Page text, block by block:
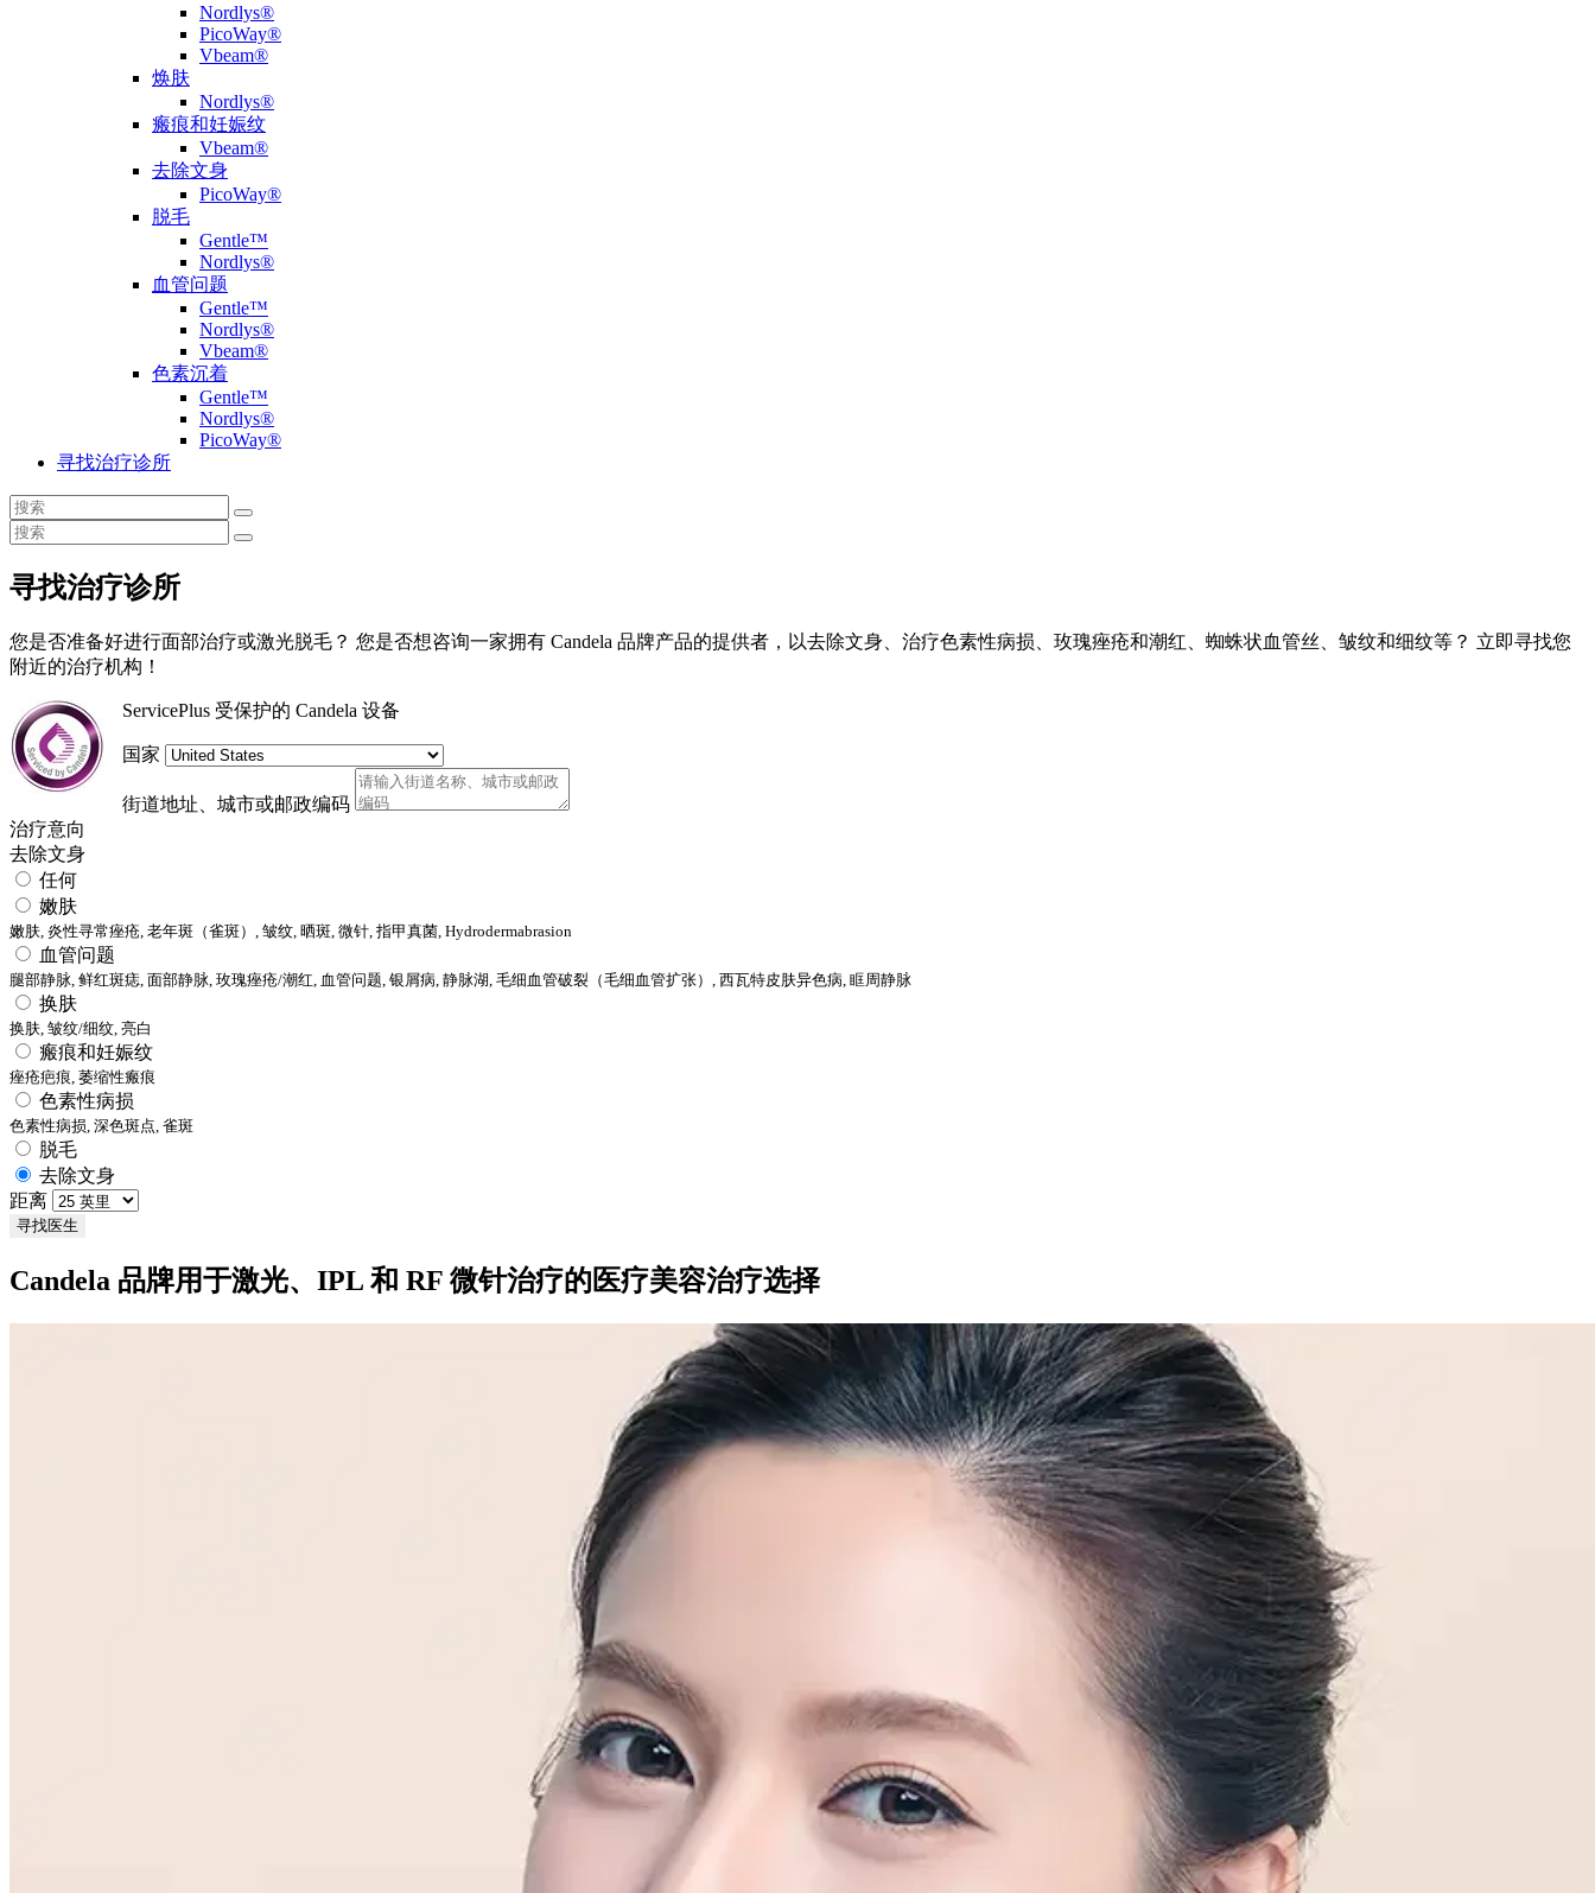
Nordlys®
PicoWay®
Vbeam®
焕肤
Nordlys®
瘢痕和妊娠纹
Vbeam®
去除文身
PicoWay®
脱毛
Gentle™
Nordlys®
血管问题
Gentle™
Nordlys®
Vbeam®
色素沉着
Gentle™
Nordlys®
PicoWay®
寻找治疗诊所
寻找治疗诊所
您是否准备好进行面部治疗或激光脱毛？ 您是否想咨询一家拥有 Candela 品牌产品的提供者，以去除文身、治疗色素性病损、玫瑰痤疮和潮红、蜘蛛状血管丝、皱纹和细纹等？ 立即寻找您
附近的治疗机构！
ServicePlus 受保护的 Candela 设备
国家
街道地址、城市或邮政编码
治疗意向
去除文身
任何
嫩肤
嫩肤, 炎性寻常痤疮, 老年斑（雀斑）, 皱纹, 晒斑, 微针, 指甲真菌, Hydrodermabrasion
血管问题
腿部静脉, 鲜红斑痣, 面部静脉, 玫瑰痤疮/潮红, 血管问题, 银屑病, 静脉湖, 毛细血管破裂（毛细血管扩张）, 西瓦特皮肤异色病, 眶周静脉
换肤
换肤, 皱纹/细纹, 亮白
瘢痕和妊娠纹
痤疮疤痕, 萎缩性瘢痕
色素性病损
色素性病损, 深色斑点, 雀斑
脱毛
去除文身
距离
寻找医生
Candela 品牌用于激光、IPL 和 RF 微针治疗的医疗美容治疗选择